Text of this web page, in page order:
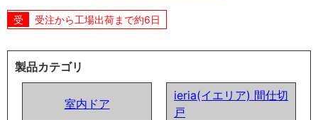
受注から工場出荷まで約6日
製品カテゴリ
室内ドア
ieria(イエリア) 間仕切
戸